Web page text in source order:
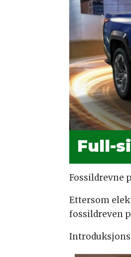
Full-
Fossildrevne
Ettersom
fossildreven